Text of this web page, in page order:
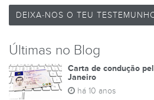
DEIXA-NOS O TEU
Últimas no Blog
Carta de condução
Janeiro
há 10 anos